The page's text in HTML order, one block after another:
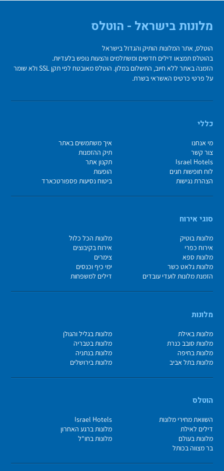
מלונות בישראל - הוטלס
הוטלס, אתר המלונות הותיק והגדול בישראל
בהוטלס תמצאו דילים חדשים ומשתלמים והצעות נופש בלעדיות.
הזמנה באתר ללא חיוב, התשלום במלון. הוטלס מאובטח לפי תקן SSL ולא שומר
על פרטי כרטיס האשראי בשרת.
כללי
מי אנחנו
איך משתמשים באתר
צור קשר
תיק ההזמנות
Israel Hotels
תקנון אתר
לוח חופשות חגים
הופעות
הצהרת נגישות
ביטוח נסיעות פספורטכארד
סוגי אירוח
מלונות בוטיק
מלונות הכל כלול
אירוח כפרי
אירוח בקיבוצים
מלונות ספא
צימרים
מלונות גלאט כשר
ימי כיף וכנסים
הזמנת מלונות לועדי עובדים
דילים למשפחות
מלונות
מלונות באילת
מלונות בגליל והגולן
מלונות סובב כנרת
מלונות בטבריה
מלונות בחיפה
מלונות בנתניה
מלונות בתל אביב
מלונות בירושלים
הוטלס
השוואת מחירי מלונות
Israel Hotels
דילים לאילת
מלונות ברגע האחרון
מלונות בעולם
מלונות בחו"ל
בר מצווה בכותל